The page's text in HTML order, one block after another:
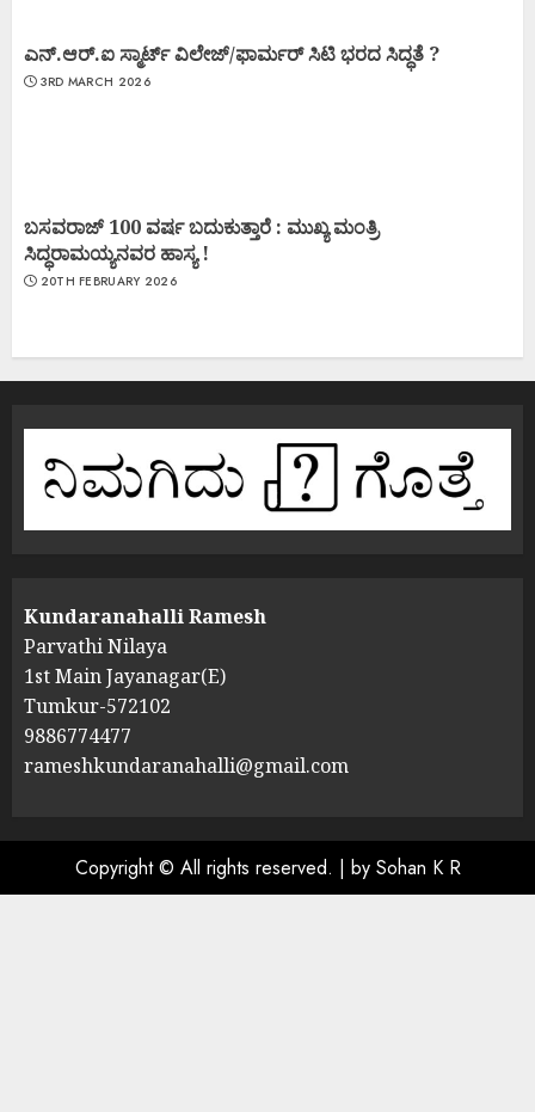
ಎನ್.ಆರ್.ಐ ಸ್ಮಾರ್ಟ್ ವಿಲೇಜ್/ಫಾರ್ಮರ್ ಸಿಟಿ ಭರದ ಸಿದ್ಧತೆ ?
3RD MARCH 2026
ಬಸವರಾಜ್ 100 ವರ್ಷ ಬದುಕುತ್ತಾರೆ : ಮುಖ್ಯ ಮಂತ್ರಿ
ಸಿದ್ಧರಾಮಯ್ಯನವರ ಹಾಸ್ಯ !
20TH FEBRUARY 2026
Kundaranahalli Ramesh
Parvathi Nilaya
1st Main Jayanagar(E)
Tumkur-572102
9886774477
rameshkundaranahalli@gmail.com
Copyright © All rights reserved. | by Sohan K R